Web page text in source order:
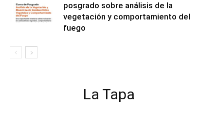
posgrado sobre análisis de la
vegetación y comportamiento del
fuego
La Tapa